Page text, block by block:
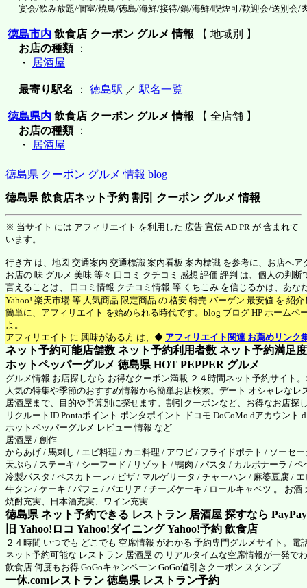
宴会/飲み放題/個室/焼鳥/徳島/海鮮/接待/鍋/海鮮/喫煙可/歓迎会/送別会/
徳島市内 飲食店 クーポン グルメ 情報 【 地域別 】
お店の種類：
・
居酒屋
最寄り駅名 ： 徳島駅 ／ 駅名一覧
徳島県内 飲食店 クーポン グルメ 情報 【 全店舗 】
お店の種類：
・
居酒屋
徳島県 クーポン グルメ 情報 blog
徳島県 飲食店ネット予約 割引 クーポン グルメ 情報
※ 当サイト には アフィリエイト を利用した 広告 宣伝 AD PR が 含まれて
います。
行き方 は、地図 交通案内 交通標識 案内看板 案内標識 を参考に、お店へア
お店の 味 グルメ 美味 等々 口コミ クチコミ 感想 評価 評判 は、個人の判断
言えることは、 口コミ情報 クチコミ情報 等 くちこみ を信じるかは、あな
Yahoo! 楽天市場 等 人気商品 限定商品 の 格安 特売 バーゲン 最安値 を 紹
簡単に、アフィリエイト を始められる時代です。blog ブログ HP ホームペ
よ。
アフィリエイト に 興味がある方 は、◆ アフィリエイト関連 お薦めリンク
ネット予約可能店舗数 ネット予約利用者数 ネット予約満足
ホットペッパーグルメ 徳島県 HOT PEPPER グルメ
グルメ情報 お店探しなら お得なクーポン満載 ２４時間ネット予約サイト
人気の特集や季節のおすすめ情報から簡単お店検索。デート オシャレなレ
居酒屋まで、目的や予算別に探せます。割引クーポンなど、お得なお店探
リクルートID Pontaポイント ポンタポイント ドコモ DoCoMo dアカウント
ホットペッパーグルメ レビュー 情報 など
居酒屋 / 創作
からあげ / 馬刺し / エビ料理 / カニ料理 / アワビ / フライドポテト / ソーセ
天ぷら / ステーキ / シーフード / リゾット / 鴨肉 / パスタ / カルボナーラ / ペ
冷製パスタ / ペスカトーレ / ピザ / マルゲリータ / チャーハン / 麻婆豆腐 /
牛タン / ケーキ / パフェ / パエリア / チーズケーキ / ロールキャベツ 。 お酒
焼酎充実、日本酒充実、ワイン充実
徳島県 ネット予約できる レストラン 居酒屋 探すなら
旧 Yahoo!ロコ Yahoo!ダイニング Yahoo!予約 飲食店
２４時間 いつでも どこでも 空席情報 がわかる 予約専門グルメサイト。電
ネット予約可能な レストラン 居酒屋 の リアルタイムな空席情報が一発で
飲食店 何度もお得 GoGoキャンペーン GoGo値引きクーポン スタンプ
一休.comレストラン 徳島県 レストラン予約